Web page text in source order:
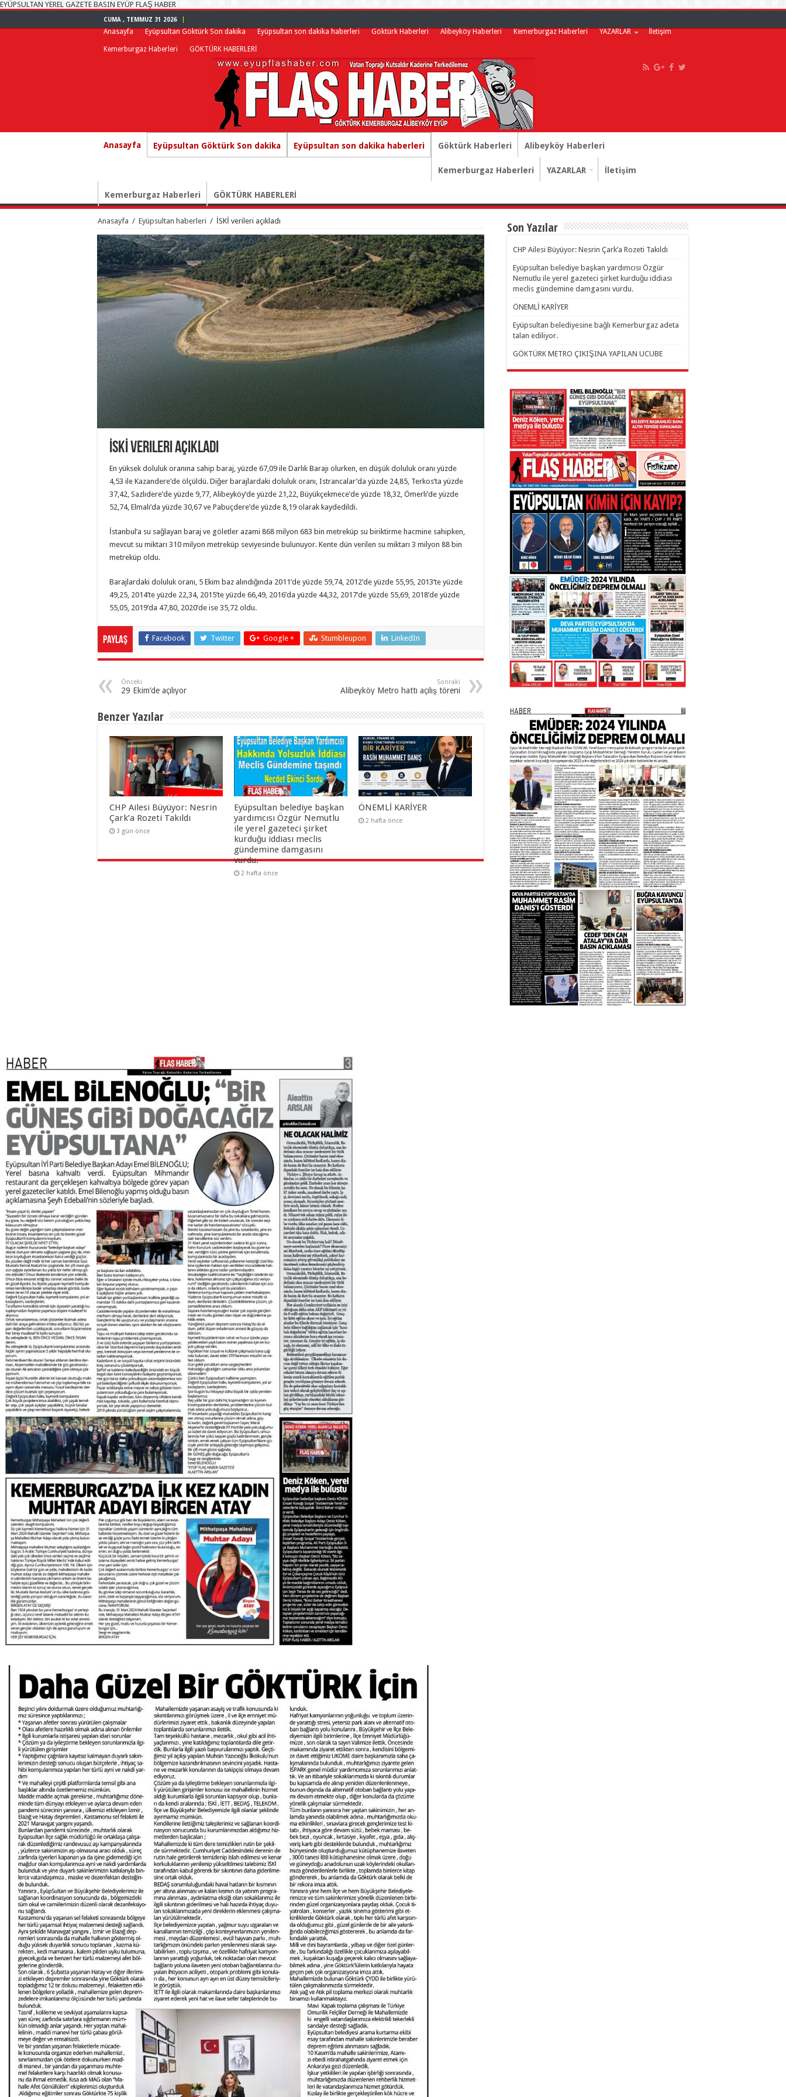
EYÜPSULTAN YEREL GAZETE BASIN EYÜP FLAŞ HABER
CUMA , TEMMUZ 31 2026
Anasayfa Eyüpsultan Göktürk Son dakika Eyüpsultan son dakika haberleri Göktürk Haberleri Alibeyköy Haberleri Kemerburgaz Haberleri YAZARLAR İletişim
Kemerburgaz Haberleri GÖKTÜRK HABERLERİ
Anasayfa Eyüpsultan Göktürk Son dakika Eyüpsultan son dakika haberleri Göktürk Haberleri Alibeyköy Haberleri
Kemerburgaz Haberleri YAZARLAR İletişim
Kemerburgaz Haberleri GÖKTÜRK HABERLERİ
Anasayfa / Eyüpsultan haberleri / İSKİ verileri açıkladı
İSKİ verileri açıkladı
En yüksek doluluk oranına sahip baraj, yüzde 67,09 ile Darlık Barajı olurken, en düşük doluluk oranı yüzde
4,53 ile Kazandere’de ölçüldü. Diğer barajlardaki doluluk oranı, Istrancalar’da yüzde 24,85, Terkos’ta yüzde
37,42, Sazlıdere’de yüzde 9,77, Alibeyköy’de yüzde 21,22, Büyükçekmece’de yüzde 18,32, Ömerli’de yüzde
52,74, Elmalı’da yüzde 30,67 ve Pabuçdere’de yüzde 8,19 olarak kaydedildi.
İstanbul’a su sağlayan baraj ve göletler azami 868 milyon 683 bin metreküp su biriktirme hacmine sahipken,
mevcut su miktarı 310 milyon metreküp seviyesinde bulunuyor. Kente dün verilen su miktarı 3 milyon 88 bin
metreküp oldu.
Barajlardaki doluluk oranı, 5 Ekim baz alındığında 2011’de yüzde 59,74, 2012’de yüzde 55,95, 2013’te yüzde
49,25, 2014’te yüzde 22,34, 2015’te yüzde 66,49, 2016’da yüzde 44,32, 2017’de yüzde 55,69, 2018’de yüzde
55,05, 2019’da 47,80, 2020’de ise 35,72 oldu.
Paylaş Facebook Twitter Google + Stumbleupon LinkedIn
Önceki
29 Ekim’de açılıyor
Sonraki
Alibeyköy Metro hattı açılış töreni
Benzer Yazılar
CHP Ailesi Büyüyor: Nesrin
Çark’a Rozeti Takıldı
3 gün önce
Eyüpsultan belediye başkan
yardımcısı Özgür Nemutlu
ile yerel gazeteci şirket
kurduğu iddiası meclis
gündemine damgasını
vurdu.
2 hafta önce
ÖNEMLİ KARİYER
2 hafta önce
Son Yazılar
CHP Ailesi Büyüyor: Nesrin Çark’a Rozeti Takıldı
Eyüpsultan belediye başkan yardımcısı Özgür
Nemutlu ile yerel gazeteci şirket kurduğu iddiası
meclis gündemine damgasını vurdu.
ÖNEMLİ KARİYER
Eyüpsultan belediyesine bağlı Kemerburgaz adeta
talan ediliyor.
GÖKTÜRK METRO ÇIKIŞINA YAPILAN UCUBE